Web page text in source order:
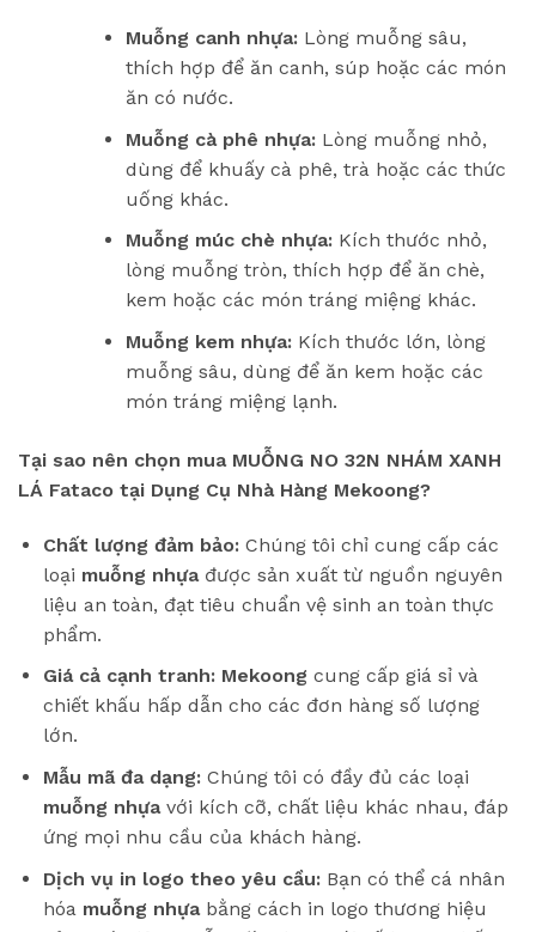
Muỗng canh nhựa:Lòng muỗng sâu,
thích hợp để ăn canh, súp hoặc các món
ăn có nước.
Muỗng cà phê nhựa:Lòng muỗng nhỏ,
dùng để khuấy cà phê, trà hoặc các thức
uống khác.
Muỗng múc chè nhựa:Kích thước nhỏ,
lòng muỗng tròn, thích hợp để ăn chè,
kem hoặc các món tráng miệng khác.
Muỗng kem nhựa:Kích thước lớn, lòng
muỗng sâu, dùng để ăn kem hoặc các
món tráng miệng lạnh.
Tại sao nên chọn mua MUỖNG NO 32N NHÁM XANH
LÁ Fataco tại Dụng Cụ Nhà Hàng Mekoong?
Chất lượng đảm bảo:Chúng tôi chỉ cung cấp các
loại muỗng nhựađược sản xuất từ nguồn nguyên
liệu an toàn, đạt tiêu chuẩn vệ sinh an toàn thực
phẩm.
Giá cả cạnh tranh: Mekoong cung cấp giá sỉ và
chiết khấu hấp dẫn cho các đơn hàng số lượng
lớn.
Mẫu mã đa dạng:Chúng tôi có đầy đủ các loại
muỗng nhựavới kích cỡ, chất liệu khác nhau, đáp
ứng mọi nhu cầu của khách hàng.
Dịch vụ in logo theo yêu cầu:Bạn có thể cá nhân
hóa muỗng nhựabằng cách in logo thương hiệu